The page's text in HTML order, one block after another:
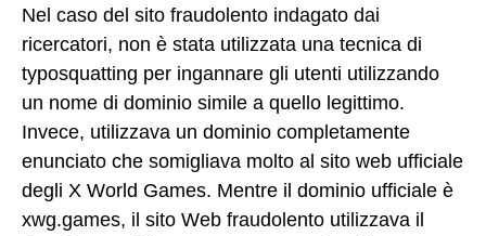
Nel caso del sito fraudolento indagato dai
ricercatori, non è stata utilizzata una tecnica di
typosquatting per ingannare gli utenti utilizzando
un nome di dominio simile a quello legittimo.
Invece, utilizzava un dominio completamente
enunciato che somigliava molto al sito web ufficiale
degli X World Games. Mentre il dominio ufficiale è
xwg.games, il sito Web fraudolento utilizzava il